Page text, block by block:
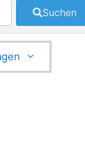
Suchen